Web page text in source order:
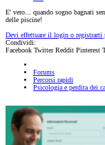
E' vero... quando sogno bagnati
delle piscine!
Devi effettuare il login o registrarti
Condividi:
Facebook Twitter Reddit Pinterest
Forums
Percorsi rapidi
Psicologia e perdita dei